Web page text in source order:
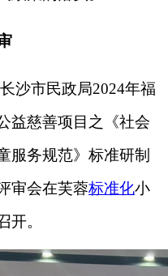
沙市民政局2024年福
益慈善项目之《社会
服务规范》标准研制
审会在芙蓉标准化小
开。